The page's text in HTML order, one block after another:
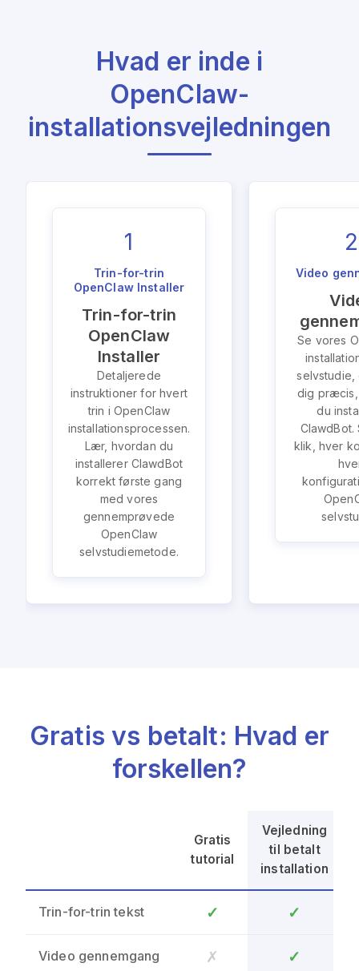
Hvad er inde i
OpenClaw-
installationsvejledningen
1
Trin-for-trin
OpenClaw Installer
Trin-for-trin
OpenClaw
Installer
Detaljerede
instruktioner for hvert
trin i OpenClaw
installationsprocessen.
Lær, hvordan du
installerer ClawdBot
korrekt første gang
med vores
gennemprøvede
OpenClaw
selvstudiemetode.
2
Video
Se vores
selvstudie,
dig
du
ClawdBot.
klik, hver
Gratis vs betalt: Hvad er
forskellen?
Gratis
tutorial
Vejledning
til betalt
installation
Trin-for-trin tekst ✓ ✓
Video gennemgang ✗ ✓